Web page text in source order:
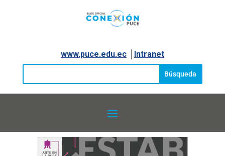
www.puce.edu.ec│ Intranet